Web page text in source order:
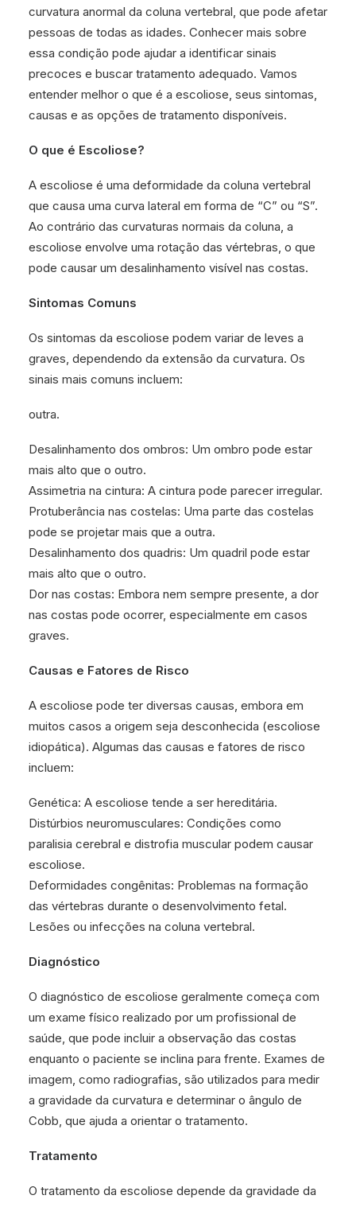
curvatura anormal da coluna vertebral, que pode afetar
pessoas de todas as idades. Conhecer mais sobre
essa condição pode ajudar a identificar sinais
precoces e buscar tratamento adequado. Vamos
entender melhor o que é a escoliose, seus sintomas,
causas e as opções de tratamento disponíveis.
O que é Escoliose?
A escoliose é uma deformidade da coluna vertebral
que causa uma curva lateral em forma de “C” ou “S”.
Ao contrário das curvaturas normais da coluna, a
escoliose envolve uma rotação das vértebras, o que
pode causar um desalinhamento visível nas costas.
Sintomas Comuns
Os sintomas da escoliose podem variar de leves a
graves, dependendo da extensão da curvatura. Os
sinais mais comuns incluem:
outra.
Desalinhamento dos ombros: Um ombro pode estar
mais alto que o outro.
Assimetria na cintura: A cintura pode parecer irregular.
Protuberância nas costelas: Uma parte das costelas
pode se projetar mais que a outra.
Desalinhamento dos quadris: Um quadril pode estar
mais alto que o outro.
Dor nas costas: Embora nem sempre presente, a dor
nas costas pode ocorrer, especialmente em casos
graves.
Causas e Fatores de Risco
A escoliose pode ter diversas causas, embora em
muitos casos a origem seja desconhecida (escoliose
idiopática). Algumas das causas e fatores de risco
incluem:
Genética: A escoliose tende a ser hereditária.
Distúrbios neuromusculares: Condições como
paralisia cerebral e distrofia muscular podem causar
escoliose.
Deformidades congênitas: Problemas na formação
das vértebras durante o desenvolvimento fetal.
Lesões ou infecções na coluna vertebral.
Diagnóstico
O diagnóstico de escoliose geralmente começa com
um exame físico realizado por um profissional de
saúde, que pode incluir a observação das costas
enquanto o paciente se inclina para frente. Exames de
imagem, como radiografias, são utilizados para medir
a gravidade da curvatura e determinar o ângulo de
Cobb, que ajuda a orientar o tratamento.
Tratamento
O tratamento da escoliose depende da gravidade da